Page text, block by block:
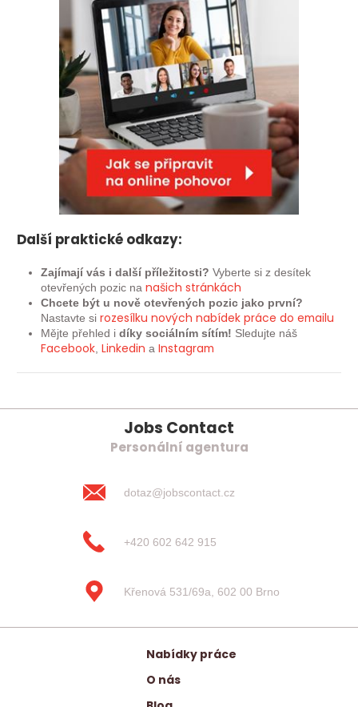
Další praktické odkazy:
Zajímají vás i další příležitosti? Vyberte si z desítek
otevřených pozic na našich stránkách
Chcete být u nově otevřených pozic jako první?
Nastavte si rozesílku nových nabídek práce do emailu
Mějte přehled i díky sociálním sítím! Sledujte náš
Facebook, Linkedin a Instagram
Jobs Contact
Personální agentura
dotaz@jobscontact.cz
+420 602 642 915
Křenová 531/69a, 602 00 Brno
Nabídky práce
O nás